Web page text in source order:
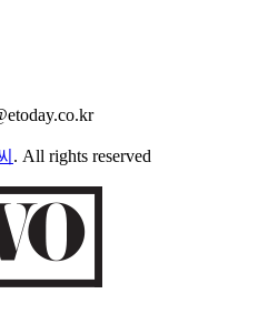
. All rights reserved